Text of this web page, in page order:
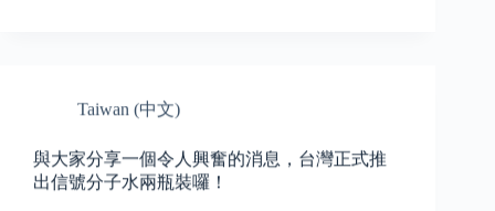
Taiwan (中文)
與大家分享一個令人興奮的消息，台灣正式推
出信號分子水兩瓶裝囉！